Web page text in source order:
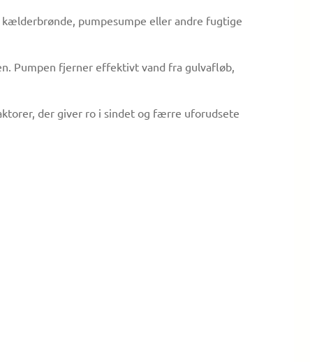
pumpesumpe eller andre fugtige
Pumpen fjerner effektivt vand fra gulvafløb,
der giver ro i sindet og færre uforudsete